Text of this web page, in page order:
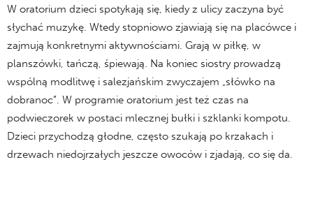
W oratorium dzieci spotykają się, kiedy z ulicy zaczyna być
słychać muzykę. Wtedy stopniowo zjawiają się na placówce i
zajmują konkretnymi aktywnościami. Grają w piłkę, w
planszówki, tańczą, śpiewają. Na koniec siostry prowadzą
wspólną modlitwę i salezjańskim zwyczajem „słówko na
dobranoc”. W programie oratorium jest też czas na
podwieczorek w postaci mlecznej bułki i szklanki kompotu.
Dzieci przychodzą głodne, często szukają po krzakach i
drzewach niedojrzałych jeszcze owoców i zjadają, co się da.